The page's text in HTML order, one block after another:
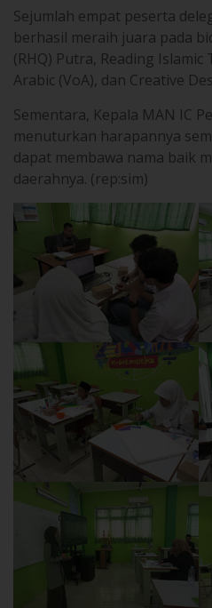
Sejumlah empat peserta
berhasil meraih juara pada
(RHQ) Putra, Reading
Arabic (VoA), dan Creative
Sementara, Kepala MAN IC
menuturkan harapannya
dapat membawa nama baik
daerahnya. (rep:sim)